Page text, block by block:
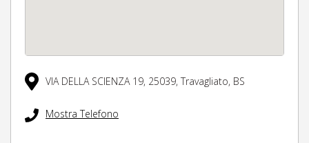
VIA DELLA SCIENZA 19, 25039, Travagliato, BS
Mostra Telefono